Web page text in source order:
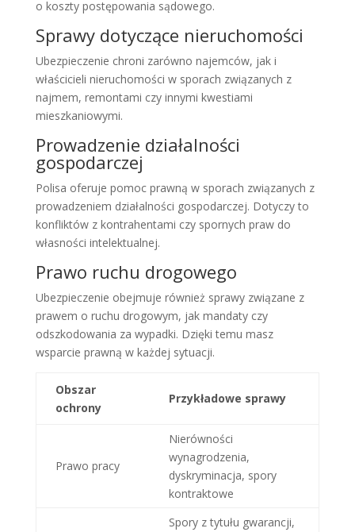
o koszty postępowania sądowego.
Sprawy dotyczące nieruchomości
Ubezpieczenie chroni zarówno najemców, jak i
właścicieli nieruchomości w sporach związanych z
najmem, remontami czy innymi kwestiami
mieszkaniowymi.
Prowadzenie działalności
gospodarczej
Polisa oferuje pomoc prawną w sporach związanych z
prowadzeniem działalności gospodarczej. Dotyczy to
konfliktów z kontrahentami czy spornych praw do
własności intelektualnej.
Prawo ruchu drogowego
Ubezpieczenie obejmuje również sprawy związane z
prawem o ruchu drogowym, jak mandaty czy
odszkodowania za wypadki. Dzięki temu masz
wsparcie prawną w każdej sytuacji.
Obszar
ochrony
Przykładowe sprawy
Prawo pracy
Nierówności
wynagrodzenia,
dyskryminacja, spory
kontraktowe
Spory z tytułu gwarancji,